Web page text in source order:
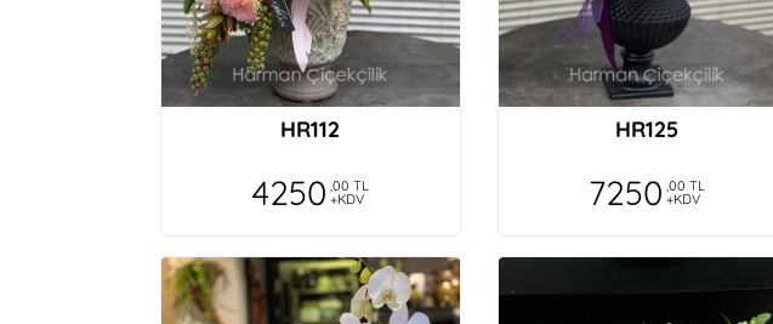
HR112
4250 ,00 TL
+KDV
HR125
7250 ,00 TL
+KDV